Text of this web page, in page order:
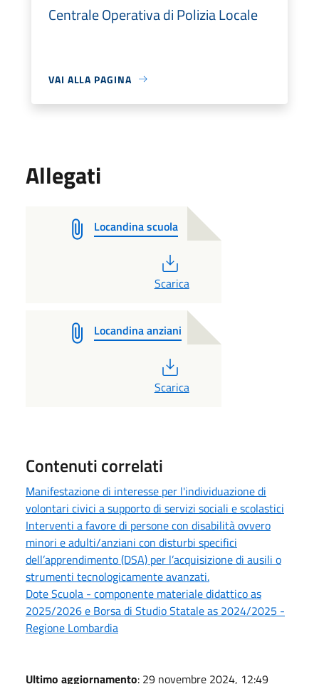
Centrale Operativa di Polizia Locale
VAI ALLA PAGINA
Allegati
Locandina scuola
Scarica
Locandina anziani
Scarica
Contenuti correlati
Manifestazione di interesse per l'individuazione di
volontari civici a supporto di servizi sociali e scolastici
Interventi a favore di persone con disabilità ovvero
minori e adulti/anziani con disturbi specifici
dell’apprendimento (DSA) per l’acquisizione di ausili o
strumenti tecnologicamente avanzati.
Dote Scuola - componente materiale didattico as
2025/2026 e Borsa di Studio Statale as 2024/2025 -
Regione Lombardia
Ultimo aggiornamento: 29 novembre 2024, 12:49